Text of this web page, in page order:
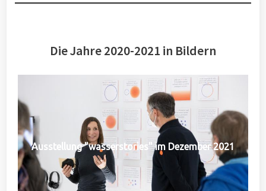
Die Jahre 2020-2021 in Bildern
Ausstellung "wasserstories" im Dezember 2021